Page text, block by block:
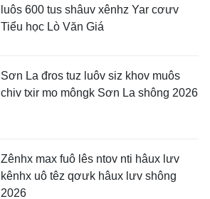
luôs 600 tus shâuv xênhz Yar cơưv
Tiểu học Lò Văn Giá
Sơn La đros tuz luôv siz khov muôs
chiv txir mo môngk Sơn La shông 2026
Zênhx max fuô lês ntov nti hâux lưv
kênhx uô têz qơưk hâux lưv shông
2026